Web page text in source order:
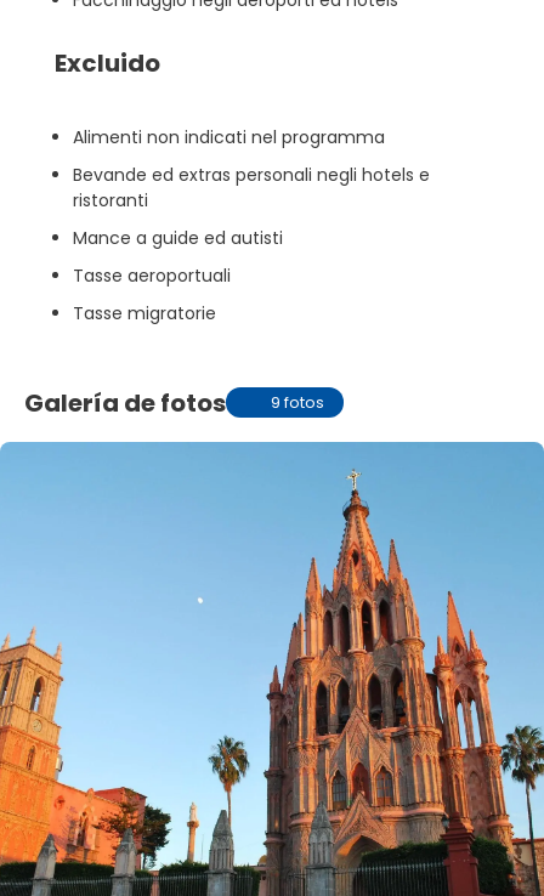
Excluido
Alimenti non indicati nel programma
Bevande ed extras personali negli hotels e
ristoranti
Mance a guide ed autisti
Tasse aeroportuali
Tasse migratorie
Galería de fotos 9 fotos